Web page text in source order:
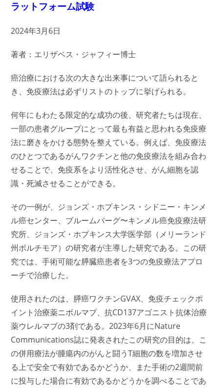
ラットフォーム試験
2024年3月6日
著者：エリザベス・ジャフィー博士
癌治療における次の大きな出来事について語られると
き、免疫療法は必ずリストのトップに挙げられる。
何年にもわたる限定的な成功の後、研究者たちは現在、
一部の患者グループにとって最も有益と思われる免疫療
法に磨きをかける態勢を整えている。例えば、免疫療法
のひとつであるがんワクチンと他の免疫療法を組み合わ
せることで、免疫系をより活性化させ、がん細胞を認
識・死滅させることができる。
その一例が、ジョンズ・ホプキンス・シドニー・キンメ
ル癌センター、ブルームバーグ〜キンメル癌免疫療法研
究所、ジョンズ・ホプキンス大学医学部（メリーランド
州ボルチモア）の研究者が主導した研究である。この研
究では、手術可能な膵臓癌患者を3つの免疫療法アプロ
ーチで治療した。
使用されたのは、膵癌ワクチンGVAX、免疫チェックポ
イント治療薬ニボルマブ、抗CD137アゴニスト抗体治療
薬ウレルマブの3剤である。2023年6月にNature
Communications誌に発表されたこの研究の目的は、こ
の併用療法が腫瘍内のがんと闘うT細胞の数を増加させ
る上で安全で有効であるかどうか、また手術の2週間前
に投与した場合に有効であるかどうかを調べることであ